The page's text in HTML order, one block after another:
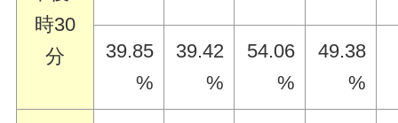
時30
分
39.85
%
39.42
%
54.06
%
49.38
%